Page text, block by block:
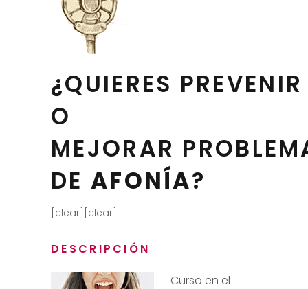
¿QUIERES PREVENIR
O
MEJORAR
DE AFONÍA?
[clear][clear]
DESCRIPCIÓN
Curso en el